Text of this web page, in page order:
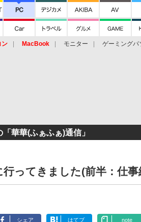
ン MacBook モニター ゲーミングパ
華華(ふぁふぁ)通信」
行ってきました(前半：仕事
シェア はてブ note